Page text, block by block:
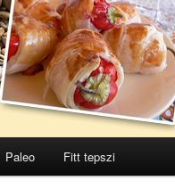
Paleo Fitt tepszi